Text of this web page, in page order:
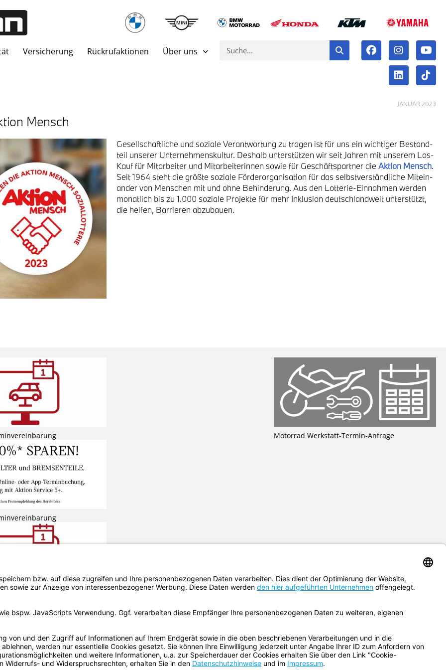
Ver­si­che­rung Rück­ruf­ak­tio­nen Über uns
JANU­AR 2023
Mensch
Gesell­schaft­li­che und sozia­le Ver­ant­wor­tung zu tra­gen ist für uns ein wich­ti­ger Bestand­
teil unse­rer Unter­neh­mens­kul­tur. Des­halb unter­stüt­zen wir seit Jah­ren mit unse­rem Los-
Kauf für Mit­ar­bei­ter und Mit­ar­bei­te­rin­nen sowie für Geschäfts­part­ner die Akti­on Mensch.
Seit 1964 steht die größ­te sozia­le För­der­or­ga­ni­sa­ti­on für das selbst­ver­ständ­li­che Mit­ein­
an­der von Men­schen mit und ohne Behin­de­rung. Aus den Lot­te­rie-Ein­nah­men wer­den
monat­lich bis zu 1.000 sozia­le Pro­jek­te für mehr Inklu­si­on deutsch­land­weit unter­stützt,
die hel­fen, Bar­rie­ren abzu­bau­en.
Motorrad Werkstatt-Termin-Anfrage